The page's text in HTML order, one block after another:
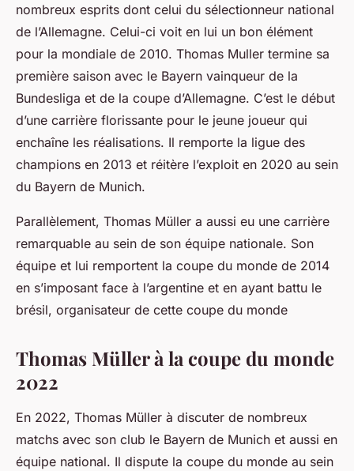
nombreux esprits dont celui du sélectionneur national
de l’Allemagne. Celui-ci voit en lui un bon élément
pour la mondiale de 2010. Thomas Muller termine sa
première saison avec le Bayern vainqueur de la
Bundesliga et de la coupe d’Allemagne. C’est le début
d’une carrière florissante pour le jeune joueur qui
enchaîne les réalisations. Il remporte la ligue des
champions en 2013 et réitère l’exploit en 2020 au sein
du Bayern de Munich.
Parallèlement, Thomas Müller a aussi eu une carrière
remarquable au sein de son équipe nationale. Son
équipe et lui remportent la coupe du monde de 2014
en s’imposant face à l’argentine et en ayant battu le
brésil, organisateur de cette coupe du monde
Thomas Müller à la coupe du monde
2022
En 2022, Thomas Müller à discuter de nombreux
matchs avec son club le Bayern de Munich et aussi en
équipe national. Il dispute la coupe du monde au sein